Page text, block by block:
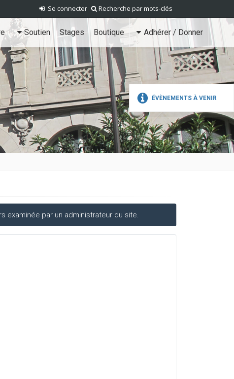
ÉVÈNEMENTS À VENIR
Recherche par mots-clés
Se connecter
Soutien Stages Boutique Adhérer / Donner
examinée par un administrateur du site.